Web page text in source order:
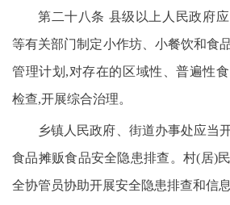
第二十八条 县级以上人民政府
等有关部门制定小作坊、小餐饮和食
管理计划,对存在的区域性、普遍性
检查,开展综合治理。
乡镇人民政府、街道办事处应当
食品摊贩食品安全隐患排查。村(居)
全协管员协助开展安全隐患排查和信